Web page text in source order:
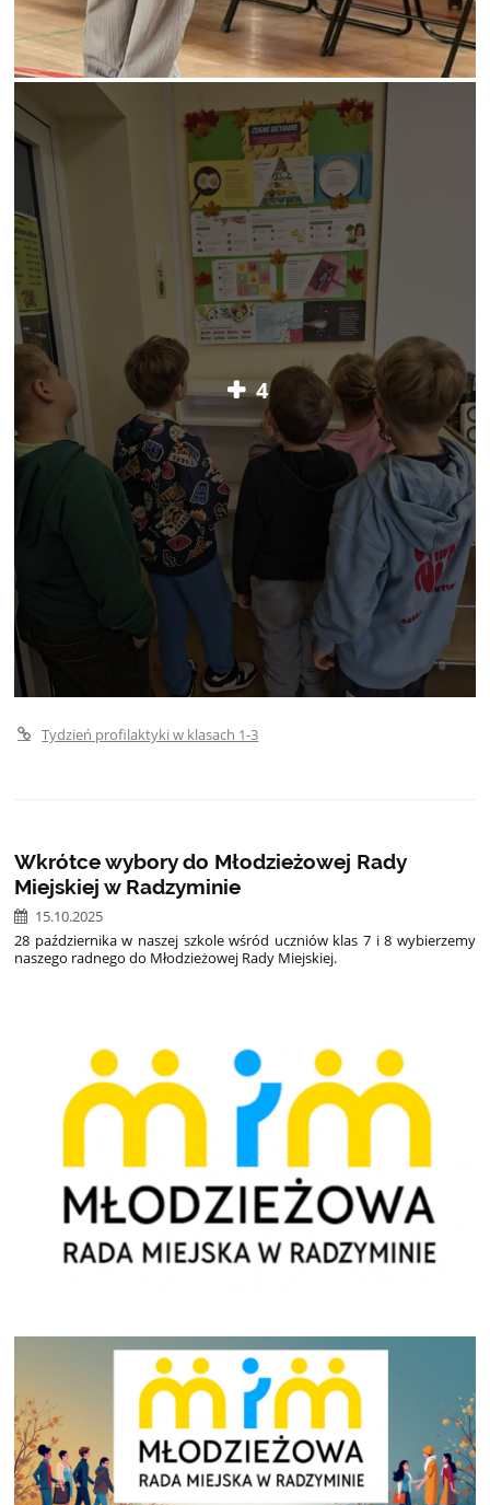
4
Tydzień profilaktyki w klasach 1-3
Wkrótce wybory do Młodzieżowej Rady
Miejskiej w Radzyminie
15.10.2025
28 października w naszej szkole wśród uczniów klas 7 i 8 wybierzemy
naszego radnego do Młodzieżowej Rady Miejskiej.